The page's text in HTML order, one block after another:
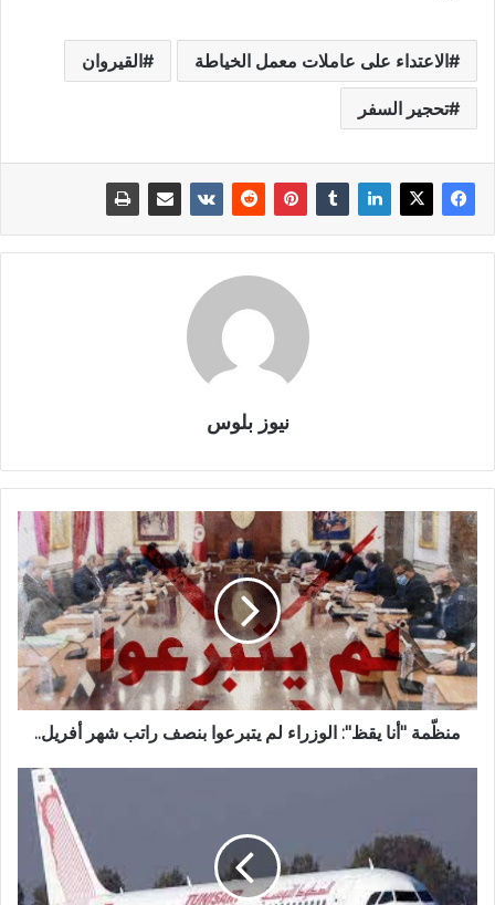
الاعتداء على عاملات معمل الخياطة القيروان
تحجير السفر
نيوز بلوس
منظّمة "أنا يقظ": الوزراء لم يتبرعوا بنصف راتب شهر أفريل..